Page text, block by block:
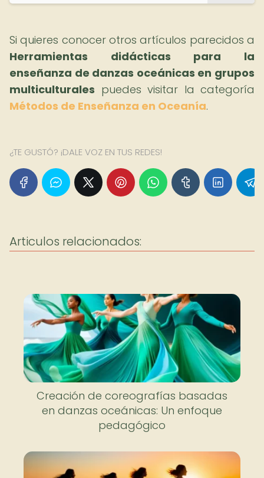
Si quieres conocer otros artículos parecidos a
Herramientas didácticas para la
enseñanza de danzas oceánicas en grupos
multiculturales puedes visitar la categoría
Métodos de Enseñanza en Oceanía.
¿TE GUSTÓ? ¡DALE VOZ EN TUS REDES!
Articulos relacionados:
Creación de coreografías basadas
en danzas oceánicas: Un enfoque
pedagógico